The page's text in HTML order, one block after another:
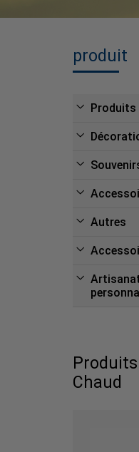
produit
Produits
Autres
Chaud